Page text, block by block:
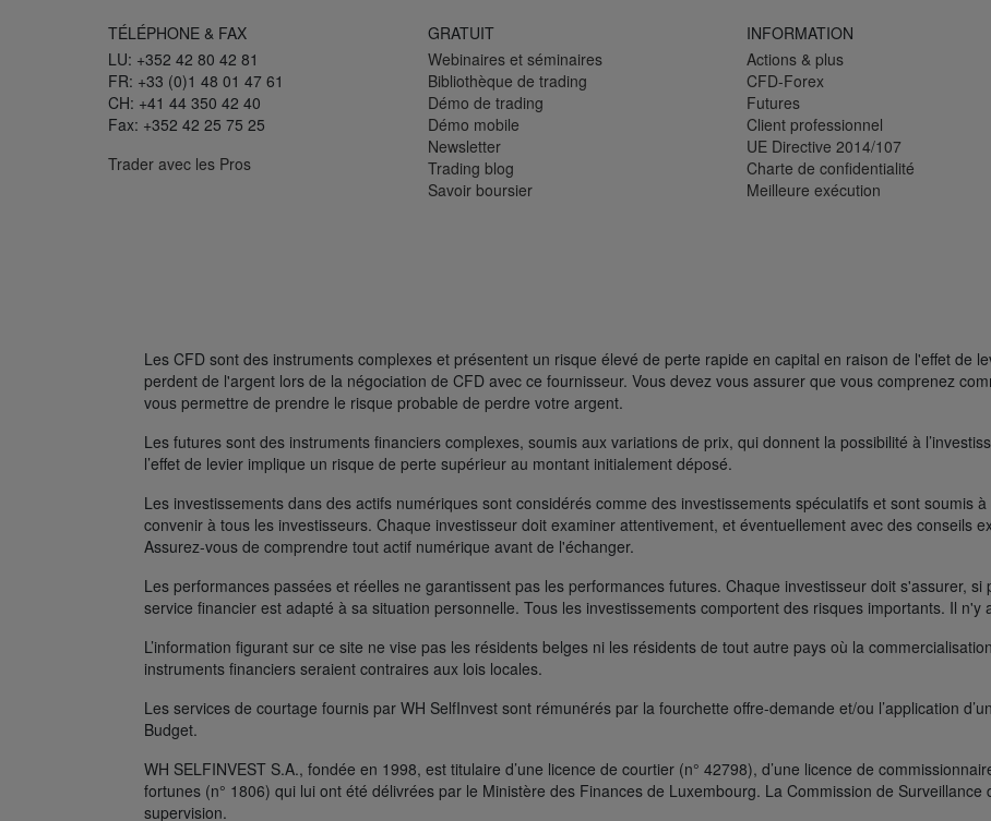
TÉLÉPHONE & FAX
LU: +352 42 80 42 81
FR: +33 (0)1 48 01 47 61
CH: +41 44 350 42 40
Fax: +352 42 25 75 25
Trader avec les Pros
GRATUIT
Webinaires et séminaires
Bibliothèque de trading
Démo de trading
Démo mobile
Newsletter
Trading blog
Savoir boursier
INFORMATION
Actions & plus
CFD-Forex
Futures
Client professionnel
UE Directive 2014/107
Charte de confidentialité
Meilleure exécution
Les CFD sont des instruments complexes et présentent un risque élevé de perte rapide en capital en raison de l'effet de
perdent de l'argent lors de la négociation de CFD avec ce fournisseur. Vous devez vous assurer que vous comprenez
vous permettre de prendre le risque probable de perdre votre argent.
Les futures sont des instruments financiers complexes, soumis aux variations de prix, qui donnent la possibilité à
l’effet de levier implique un risque de perte supérieur au montant initialement déposé.
Les investissements dans des actifs numériques sont considérés comme des investissements spéculatifs et sont soumis
convenir à tous les investisseurs. Chaque investisseur doit examiner attentivement, et éventuellement avec des conseils
Assurez-vous de comprendre tout actif numérique avant de l'échanger.
Les performances passées et réelles ne garantissent pas les performances futures. Chaque investisseur doit s'assurer,
service financier est adapté à sa situation personnelle. Tous les investissements comportent des risques importants. Il n'y
L’information figurant sur ce site ne vise pas les résidents belges ni les résidents de tout autre pays où la
instruments financiers seraient contraires aux lois locales.
Les services de courtage fournis par WH SelfInvest sont rémunérés par la fourchette offre-demande et/ou l’application
Budget.
WH SELFINVEST S.A., fondée en 1998, est titulaire d’une licence de courtier (n° 42798), d’une licence de
fortunes (n° 1806) qui lui ont été délivrées par le Ministère des Finances de Luxembourg. La Commission de
supervision.